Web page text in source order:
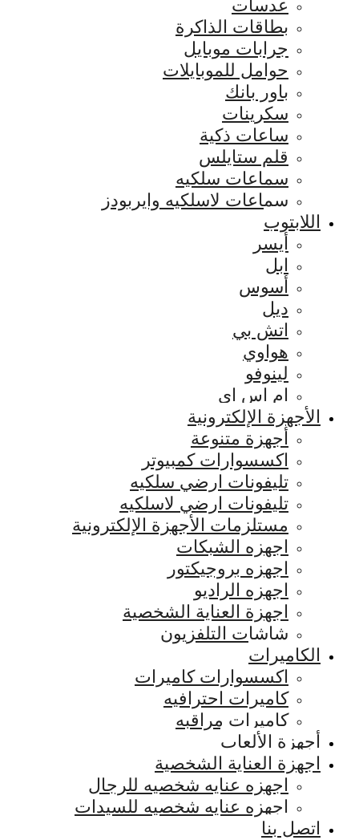
عدسات
بطاقات الذاكرة
جرابات موبايل
حوامل للموبايلات
باور بانك
سكرينات
ساعات ذكية
قلم ستايلس
سماعات سلكيه
سماعات لاسلكيه وايربودز
اللابتوب
أيسر
ابل
أسوس
ديل
اتش بي
هواوي
لينوفو
ام اس اي
الأجهزة الإلكترونية
أجهزة متنوعة
اكسسوارات كمبيوتر
تليفونات ارضي سلكيه
تليفونات ارضي لاسلكيه
مستلزمات الأجهزة الإلكترونية
اجهزه الشبكات
اجهزه بروجيكتور
اجهزه الراديو
اجهزة العناية الشخصية
شاشات التلفزيون
الكاميرات
اكسسوارات كاميرات
كاميرات احترافيه
كاميرات مراقبه
أجهزة الألعاب
اجهزة العناية الشخصية
اجهزه عنايه شخصيه للرجال
اجهزه عنايه شخصيه للسيدات
اتصل بنا